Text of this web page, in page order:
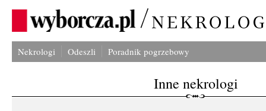
Nekrologi Odeszli Poradnik pogrzebowy
Inne nekrologi